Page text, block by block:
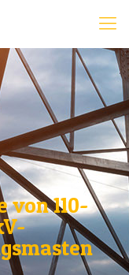
von 110-